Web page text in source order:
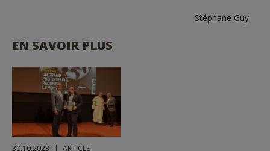
Stéphane Guy
EN SAVOIR PLUS
30.10.2023 ARTICLE